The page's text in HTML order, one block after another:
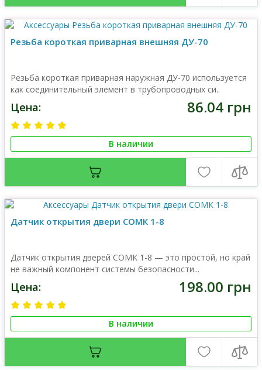
Резьба короткая приварная внешняя ДУ-70
Резьба короткая приварная наружная ДУ-70 используется
как соединительный элемент в трубопроводных си..
Цена: 86.04 грн
В наличии
Датчик открытия двери СОМК 1-8
Датчик открытия дверей СОМК 1-8 — это простой, но край
не важный компонент системы безопасности...
Цена: 198.00 грн
В наличии